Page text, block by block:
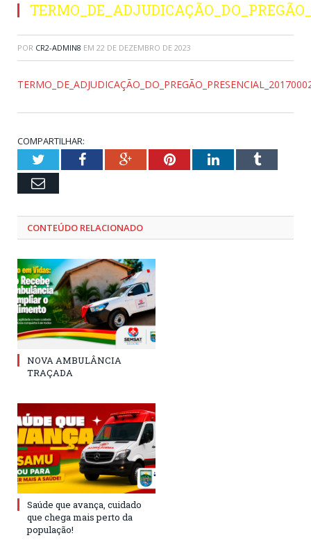
POR CR2-ADMIN8 EM 22 DE DEZEMBRO DE 2023
COMPARTILHAR:
TwitterFacebookGoogle+PinterestLinkedInTumblr
Email
CONTEÚDO RELACIONADO
NOVA AMBULÂNCIA
TRAÇADA
Saúde que avança, cuidado
que chega mais perto da
população!